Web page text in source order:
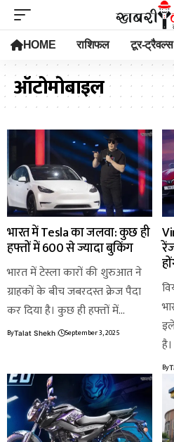
HOME राशिफल टूर-ट्रैवल्स
ऑटोमोबाइल
भारत में Tesla का जलवा: कुछ ही
हफ्तों में 600 से ज्यादा बुकिंग
भारत में टेस्ला कारों की शुरुआत ने
ग्राहकों के बीच जबरदस्त क्रेज पैदा
कर दिया है। कुछ ही हफ्तों में…
ByTalat Shekh September 3, 2025
By